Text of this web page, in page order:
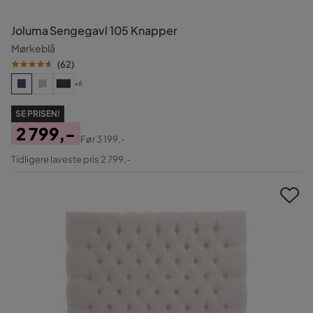
Joluma Sengegavl 105 Knapper
Mørkeblå
(62)
+6
SE PRISEN!
Pris
2 799,-
Original
Før3 199,-
Tidligere laveste pris 2 799,-